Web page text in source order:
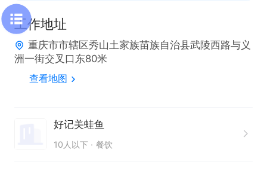
6. 参与新菜品研发或流程优化，提出合理化建议以提
升工作效率。
2. 有餐饮行业相关经验者优先，具备基础烹饪技能者
工作地址
重庆市市辖区秀山土家族苗族自治县武陵西路与义
洲一街交叉口东80米
查看地图
好记美蛙鱼
10人以下 餐饮